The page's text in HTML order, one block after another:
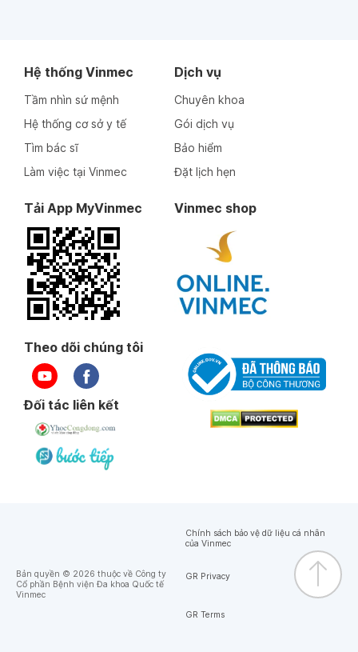
Hệ thống Vinmec
Tầm nhìn sứ mệnh
Hệ thống cơ sở y tế
Tìm bác sĩ
Làm việc tại Vinmec
Dịch vụ
Chuyên khoa
Gói dịch vụ
Bảo hiểm
Đặt lịch hẹn
Tải App MyVinmec Vinmec shop
Theo dõi chúng tôi
Đối tác liên kết
Bản quyền © 2026 thuộc về Công ty
Cổ phần Bệnh viện Đa khoa Quốc tế
Vinmec
Chính sách bảo vệ dữ liệu cá nhân
của Vinmec
GR Privacy
GR Terms